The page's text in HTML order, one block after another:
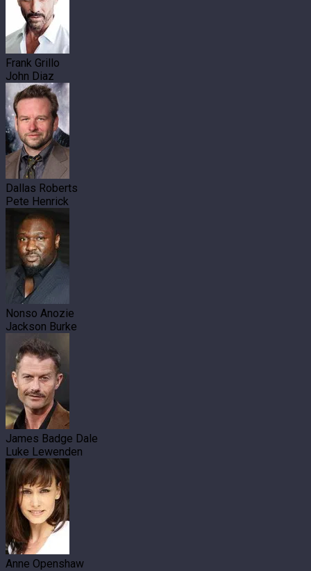
Frank Grillo
John Diaz
Dallas Roberts
Pete Henrick
Nonso Anozie
Jackson Burke
James Badge Dale
Luke Lewenden
Anne Openshaw